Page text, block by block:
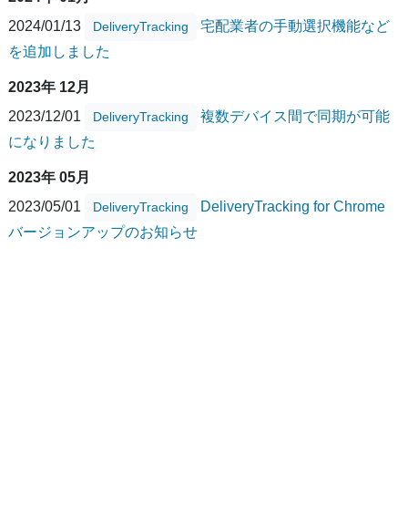
2024/01/13
DeliveryTracking
宅配業者の手動選択機能など
を追加しました
2023年 12月
2023/12/01
DeliveryTracking
複数デバイス間で同期が可能
になりました
2023年 05月
2023/05/01
DeliveryTracking
DeliveryTracking for Chrome
バージョンアップのお知らせ